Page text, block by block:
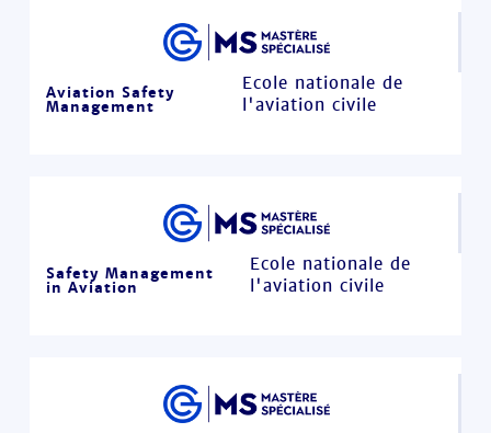
Aviation Safety
Management
Ecole nationale de
l'aviation civile
Safety Management
in Aviation
Ecole nationale de
l'aviation civile